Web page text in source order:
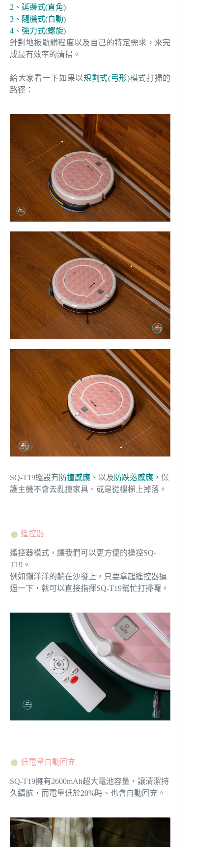
2、延邊式(直角)
3、隨機式(自動)
4、強力式(螺旋)
針對地板骯髒程度以及自己的特定需求，來完
成最有效率的清掃。
給大家看一下如果以規劃式(弓形)模式打掃的
路徑：
SQ-T19還設有 防撞感應 、以及 防跌落感應 ，保
護主機不會去亂撞家具、或是從樓梯上掉落。
遙控器
遙控器模式，讓我們可以更方便的操控SQ-
T19。
例如懶洋洋的躺在沙發上，只要拿起遙控器逼
逼一下，就可以直接指揮SQ-T19幫忙打掃囉。
低電量自動回充
SQ-T19擁有2600mAh超大電池容量，讓清潔持
久續航，而電量低於20%時、也會自動回充。